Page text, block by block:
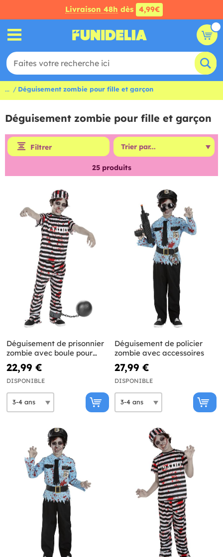
Livraison 48h dès 4,99€
... Déguisement zombie pour fille et garçon
Déguisement zombie pour fille et garçon
Filtrer
25produits
Déguisement de prisonnier
zombie avec boule pour
garçon
22,99 €
DISPONIBLE
Déguisement de policier
zombie avec accessoires
27,99 €
DISPONIBLE